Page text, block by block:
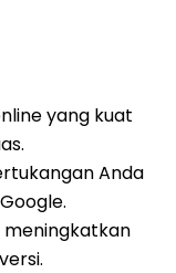
yang kuat
Anda